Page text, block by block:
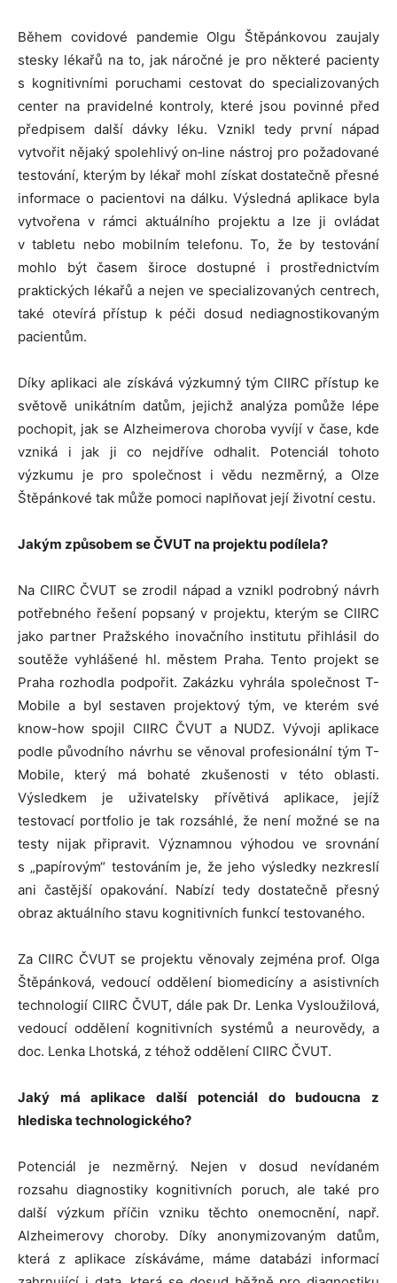
Během covidové pandemie Olgu Štěpánkovou zaujaly
stesky lékařů na to, jak náročné je pro některé pacienty
s kognitivními poruchami cestovat do specializovaných
center na pravidelné kontroly, které jsou povinné před
předpisem další dávky léku. Vznikl tedy první nápad
vytvořit nějaký spolehlivý on‑line nástroj pro požadované
testování, kterým by lékař mohl získat dostatečně přesné
informace o pacientovi na dálku. Výsledná aplikace byla
vytvořena v rámci aktuálního projektu a lze ji ovládat
v tabletu nebo mobilním telefonu. To, že by testování
mohlo být časem široce dostupné i prostřednictvím
praktických lékařů a nejen ve specializovaných centrech,
také otevírá přístup k péči dosud nediagnostikovaným
pacientům.
Díky aplikaci ale získává výzkumný tým CIIRC přístup ke
světově unikátním datům, jejichž analýza pomůže lépe
pochopit, jak se Alzheimerova choroba vyvíjí v čase, kde
vzniká i jak ji co nejdříve odhalit. Potenciál tohoto
výzkumu je pro společnost i vědu nezměrný, a Olze
Štěpánkové tak může pomoci naplňovat její životní cestu.
Jakým způsobem se ČVUT na projektu podílela?
Na CIIRC ČVUT se zrodil nápad a vznikl podrobný návrh
potřebného řešení popsaný v projektu, kterým se CIIRC
jako partner Pražského inovačního institutu přihlásil do
soutěže vyhlášené hl. městem Praha. Tento projekt se
Praha rozhodla podpořit. Zakázku vyhrála společnost T-
Mobile a byl sestaven projektový tým, ve kterém své
know-how spojil CIIRC ČVUT a NUDZ. Vývoji aplikace
podle původního návrhu se věnoval profesionální tým T-
Mobile, který má bohaté zkušenosti v této oblasti.
Výsledkem je uživatelsky přívětivá aplikace, jejíž
testovací portfolio je tak rozsáhlé, že není možné se na
testy nijak připravit. Významnou výhodou ve srovnání
s „papírovým“ testováním je, že jeho výsledky nezkreslí
ani častější opakování. Nabízí tedy dostatečně přesný
obraz aktuálního stavu kognitivních funkcí testovaného.
Za CIIRC ČVUT se projektu věnovaly zejména prof. Olga
Štěpánková, vedoucí oddělení biomedicíny a asistivních
technologií CIIRC ČVUT, dále pak Dr. Lenka Vysloužilová,
vedoucí oddělení kognitivních systémů a neurovědy, a
doc. Lenka Lhotská, z téhož oddělení CIIRC ČVUT.
Jaký má aplikace další potenciál do budoucna z
hlediska technologického?
Potenciál je nezměrný. Nejen v dosud nevídaném
rozsahu diagnostiky kognitivních poruch, ale také pro
další výzkum příčin vzniku těchto onemocnění, např.
Alzheimerovy choroby. Díky anonymizovaným datům,
která z aplikace získáváme, máme databázi informací